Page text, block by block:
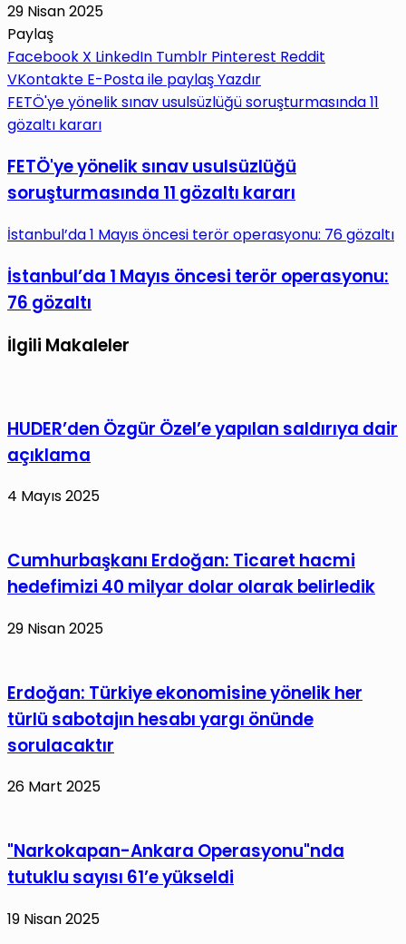
29 Nisan 2025
Paylaş
Facebook X LinkedIn Tumblr Pinterest Reddit
VKontakte E-Posta ile paylaşYazdır
FETÖ'ye yönelik sınav usulsüzlüğü soruşturmasında 11
gözaltı kararı
FETÖ'ye yönelik sınav usulsüzlüğü
soruşturmasında 11 gözaltı kararı
İstanbul’da 1 Mayıs öncesi terör operasyonu: 76 gözaltı
İstanbul’da 1 Mayıs öncesi terör operasyonu:
76 gözaltı
İlgili Makaleler
HUDER’den Özgür Özel’e yapılan saldırıya dair
açıklama
4 Mayıs 2025
Cumhurbaşkanı Erdoğan: Ticaret hacmi
hedefimizi 40 milyar dolar olarak belirledik
29 Nisan 2025
Erdoğan: Türkiye ekonomisine yönelik her
türlü sabotajın hesabı yargı önünde
sorulacaktır
26 Mart 2025
"Narkokapan-Ankara Operasyonu"nda
tutuklu sayısı 61’e yükseldi
19 Nisan 2025